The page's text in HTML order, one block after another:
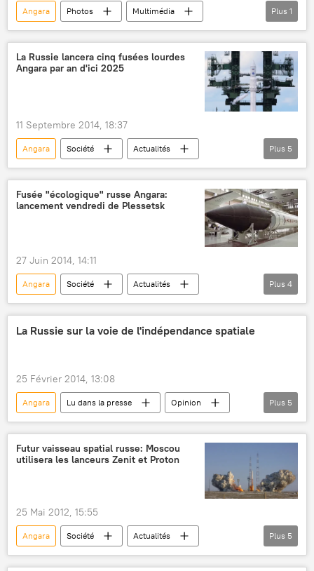
Angara Photos
Multimédia
Plessetsk
Plus 1
La Russie lancera cinq fusées lourdes
Angara par an d'ici 2025
11 Septembre 2014, 18:37
Angara Société
Actualités
Pavel Popov
Consortium spatial unifié russe (ORKK)
Angara-A5
Proton-M
Plus 5
Fusée "écologique" russe Angara:
lancement vendredi de Plessetsk
27 Juin 2014, 14:11
Angara Société
Actualités
Holding spatial russe Roscosmos
Angara-1.2
Angara-A5
Sciences et tech
Plus 4
La Russie sur la voie de l'indépendance spatiale
25 Février 2014, 13:08
Angara Lu dans la presse
Opinion
Actualités
Soyouz (fusée)
cosmodrome Vostotchny
Plessetsk
Plus 5
Futur vaisseau spatial russe: Moscou
utilisera les lanceurs Zenit et Proton
25 Mai 2012, 15:55
Angara Société
Actualités
Russie
PPTS Zenit
Proton
Plus 5